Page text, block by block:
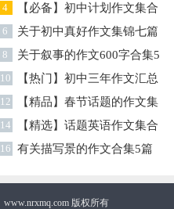
4
【必备】初中计划作文集合
五篇
6 关于初中真好作文集锦七篇
8
关于叙事的作文600字合集5
篇
10
【热门】初中三年作文汇总
十篇
12
【精品】春节话题的作文集
锦8篇
14
【精选】话题英语作文集合
7篇
16 有关描写景的作文合集5篇
www.nrxmq.com 版权所有